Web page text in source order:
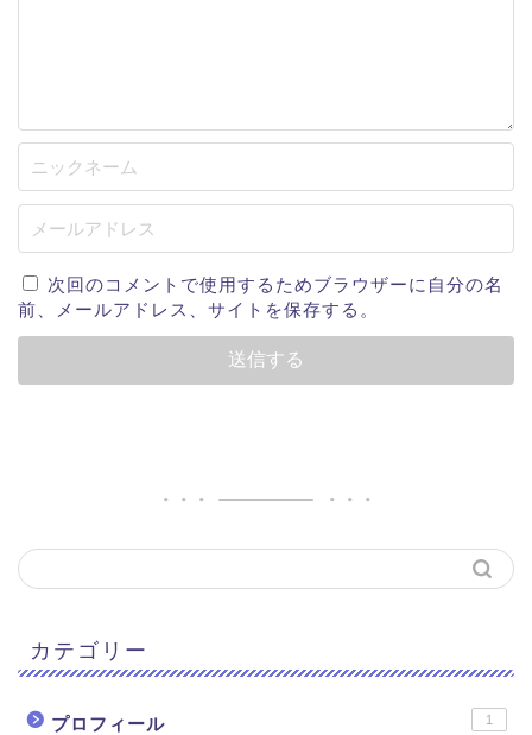
次回のコメントで使用するためブラウザーに自分の名
前、メールアドレス、サイトを保存する。
カテゴリー
プロフィール 1